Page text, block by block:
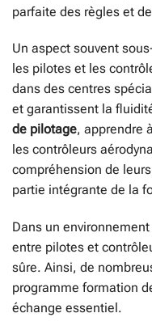
parfaite des règles et
Un aspect souvent
les pilotes et les
dans des centres
et garantissent la
de pilotage, apprendre
les contrôleurs
compréhension de
partie intégrante de la
Dans un
entre pilotes et
sûre. Ainsi, de
programme formation
échange essentiel.